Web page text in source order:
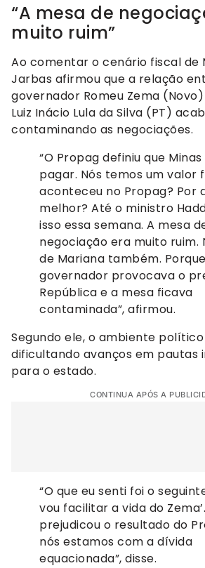
“A mesa de
muito ruim”
Ao comentar o cenário fiscal de
Jarbas afirmou que a relação
governador Romeu Zema
Luiz Inácio Lula da Silva (PT)
contaminando as negociações.
“O Propag definiu que
pagar. Nós temos um valor
aconteceu no Propag? Por
melhor? Até o ministro
isso essa semana. A mesa
negociação era muito ruim.
de Mariana também.
governador provocava o
República e a mesa ficava
contaminada”, afirmou.
Segundo ele, o ambiente
dificultando avanços em pautas
para o estado.
CONTINUA APÓS A
“O que eu senti foi o
vou facilitar a vida do
prejudicou o resultado do
nós estamos com a dívida
equacionada”, disse.